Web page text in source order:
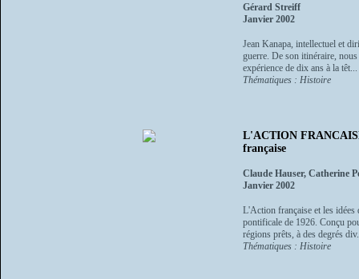
Gérard Streiff
Janvier 2002
Jean Kanapa, intellectuel et
guerre. De son itinéraire,
expérience de dix ans à la têt...
Thématiques : Histoire
L'ACTION
française
Claude Hauser, Catherine
Janvier 2002
L'Action française et les idées
pontificale de 1926. Conçu
régions prêts, à des degrés
Thématiques : Histoire